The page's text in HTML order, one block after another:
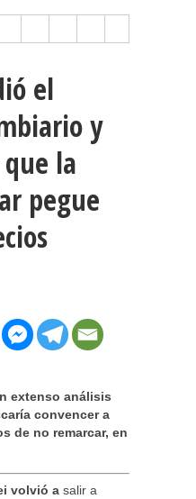
el
y
la
pegue
extenso análisis
convencer a
de no remarcar, en
volvió a salir a